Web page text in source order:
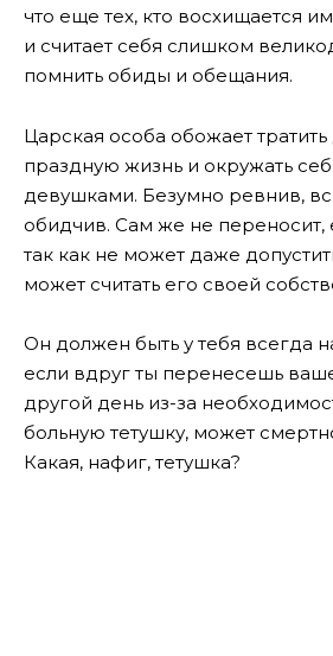
что еще тех, кто восхищается
и считает себя слишком
помнить обиды и обещания.
Царская особа обожает тратить
праздную жизнь и окружать
девушками. Безумно ревнив,
обидчив. Сам же не переносит,
так как не может даже
может считать его своей
Он должен быть у тебя всегда
если вдруг ты перенесешь
другой день из-за
больную тетушку, может
Какая, нафиг, тетушка?